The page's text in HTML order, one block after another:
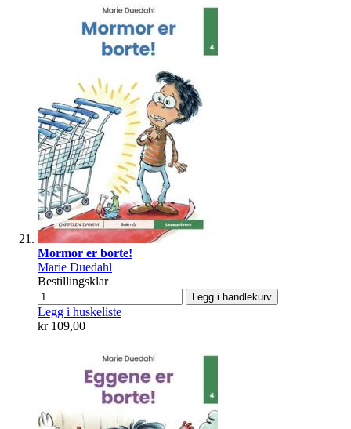
Mormor er borte!
Marie Duedahl
Bestillingsklar
Legg i handlekurv
Legg i huskeliste
kr 109,00